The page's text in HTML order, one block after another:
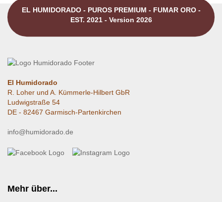
EL HUMIDORADO - PUROS PREMIUM - FUMAR ORO -
EST. 2021 - Version 2026
El Humidorado
R. Loher und A. Kümmerle-Hilbert GbR
Ludwigstraße 54
DE - 82467 Garmisch-Partenkirchen
info@humidorado.de
Mehr über...